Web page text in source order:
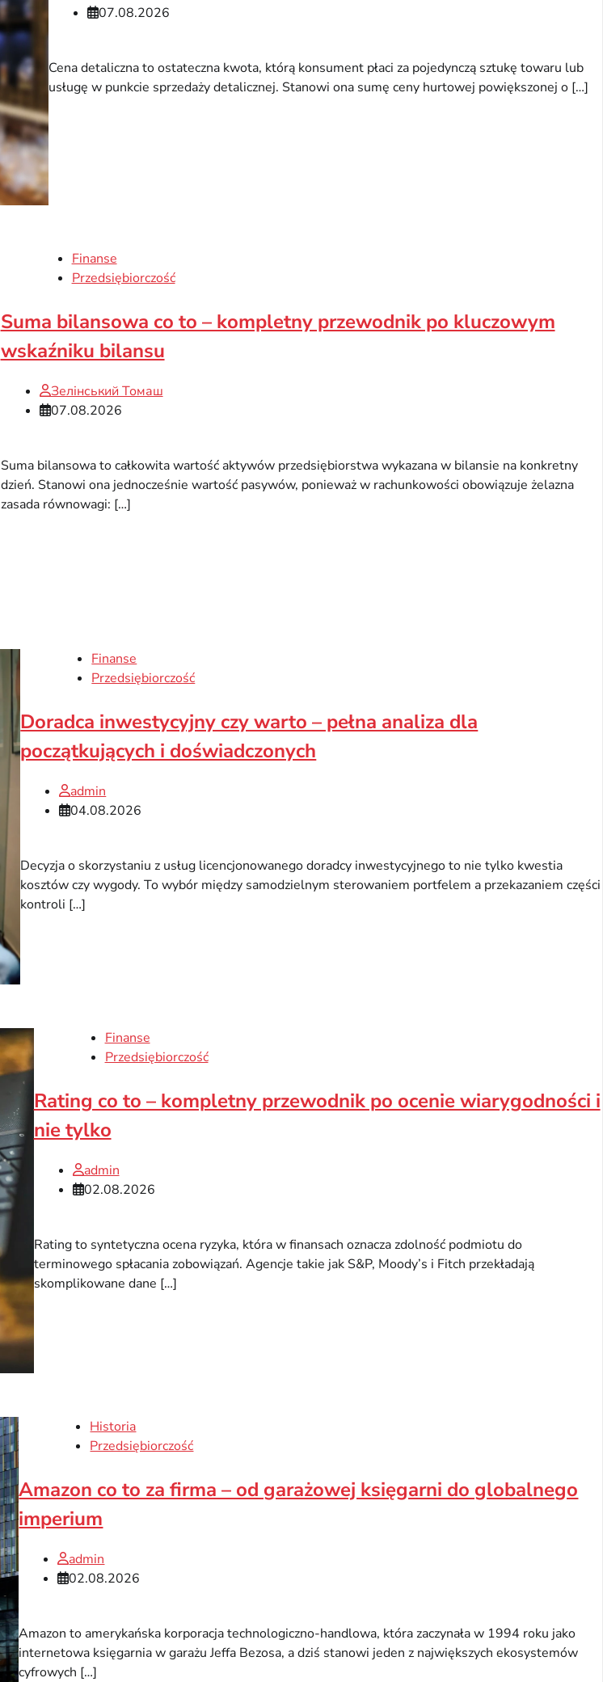
07.08.2026
Cena detaliczna to ostateczna kwota, którą konsument płaci za pojedynczą sztukę towaru lub
usługę w punkcie sprzedaży detalicznej. Stanowi ona sumę ceny hurtowej powiększonej o […]
Finanse
Przedsiębiorczość
Suma bilansowa co to – kompletny przewodnik po kluczowym
wskaźniku bilansu
Зелінський Томаш
07.08.2026
Suma bilansowa to całkowita wartość aktywów przedsiębiorstwa wykazana w bilansie na konkretny
dzień. Stanowi ona jednocześnie wartość pasywów, ponieważ w rachunkowości obowiązuje żelazna
zasada równowagi: […]
Finanse
Przedsiębiorczość
Doradca inwestycyjny czy warto – pełna analiza dla
początkujących i doświadczonych
admin
04.08.2026
Decyzja o skorzystaniu z usług licencjonowanego doradcy inwestycyjnego to nie tylko kwestia
kosztów czy wygody. To wybór między samodzielnym sterowaniem portfelem a przekazaniem części
kontroli […]
Finanse
Przedsiębiorczość
Rating co to – kompletny przewodnik po ocenie wiarygodności i
nie tylko
admin
02.08.2026
Rating to syntetyczna ocena ryzyka, która w finansach oznacza zdolność podmiotu do
terminowego spłacania zobowiązań. Agencje takie jak S&P, Moody’s i Fitch przekładają
skomplikowane dane […]
Historia
Przedsiębiorczość
Amazon co to za firma – od garażowej księgarni do globalnego
imperium
admin
02.08.2026
Amazon to amerykańska korporacja technologiczno-handlowa, która zaczynała w 1994 roku jako
internetowa księgarnia w garażu Jeffa Bezosa, a dziś stanowi jeden z największych ekosystemów
cyfrowych […]